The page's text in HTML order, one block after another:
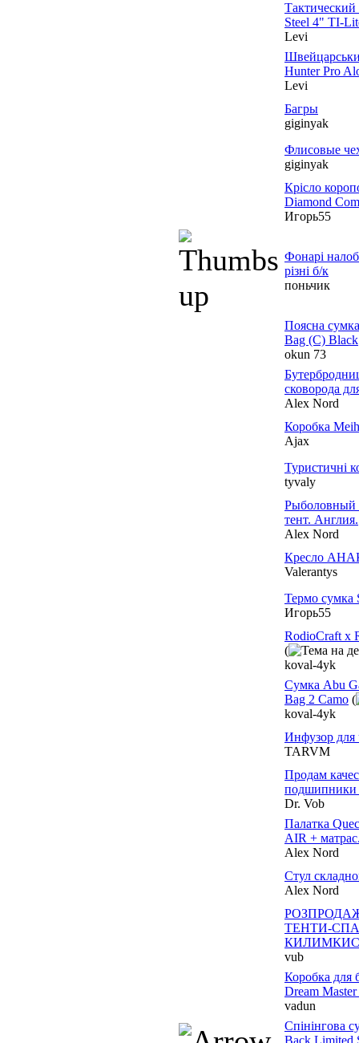
Steel 4" TI-
Levi
Hunter Pro
Levi
Багры
giginyak
Флисовые
giginyak
Крісло
Diamond
Игорь55
Фонарі
різні б/к
поньчик
Поясна
Bag (C) Black
okun 73
сковорода
Alex Nord
Коробка
Ajax
Туристичні
tyvaly
Рыболовный
тент. Англия.
Alex Nord
Кресло
Valerantys
Термо сумка
Игорь55
RodioCraft x
(
koval-4yk
Сумка Abu
Bag 2 Camo (
koval-4yk
Инфузор для
TARVM
Продам
подшипники
Dr. Vob
Палатка
AIR +
Alex Nord
Стул
Alex Nord
ТЕНТИ-
vub
Коробка для
Dream
vadun
Спінінгова
Back Limited